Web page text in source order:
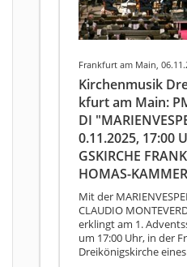
Frankfurt am Main,
Kirchenmusik
kfurt am Main:
DI
0.11.2025, 17:00
GSKIRCHE
HOMAS-
Mit der
CLAUDIO
erklingt am 1.
um 17:00 Uhr, in der
Dreikönigskirche